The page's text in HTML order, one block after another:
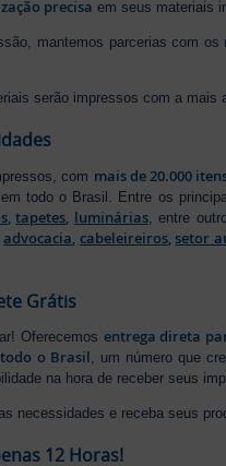
precisa em seus materiais
mantemos parcerias com os
serão impressos com a
com mais de 20.000
em todo o Brasil. Entre os
,tapetes, luminárias, entre
advocacia, cabeleireiros, setor
Grátis
Oferecemos entrega direta
o Brasil, um número que
na hora de receber seus
necessidades e receba seus
12 Horas!